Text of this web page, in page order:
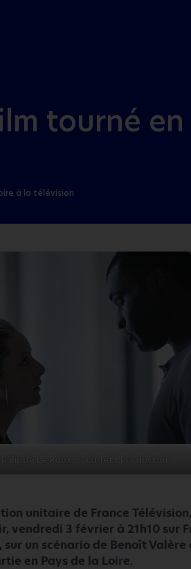
tourné
à la télévision
Le Roux – Scarlett Production
unitaire de France
vendredi 3 février à 21h10 sur
un scénario de Benoît
en Pays de la Loire.